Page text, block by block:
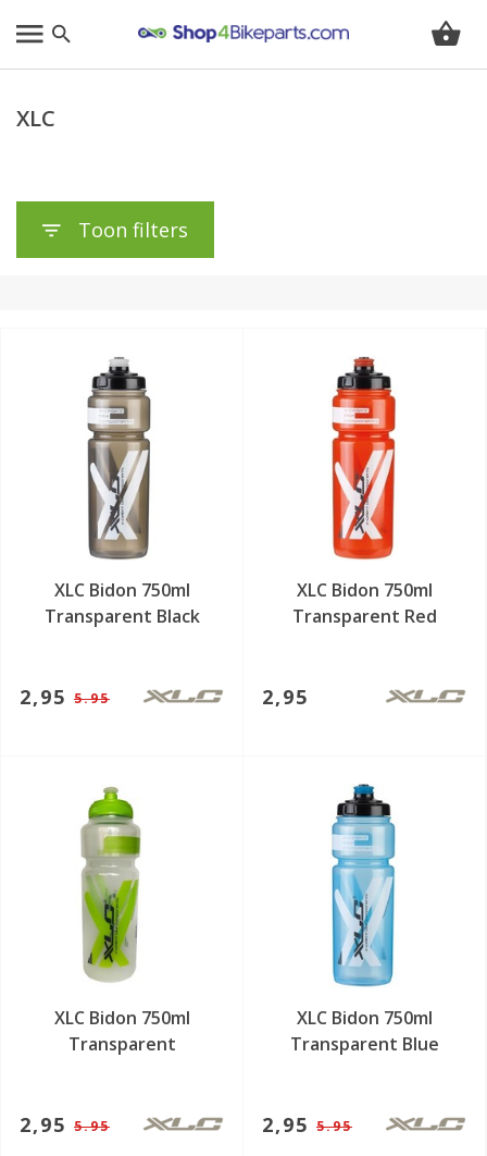
XLC
Toon filters
XLC Bidon 750ml
Transparent Black
2,95 5.95
XLC Bidon 750ml
Transparent Red
2,95
XLC Bidon 750ml
Transparent
2,95 5.95
XLC Bidon 750ml
Transparent Blue
2,95 5.95